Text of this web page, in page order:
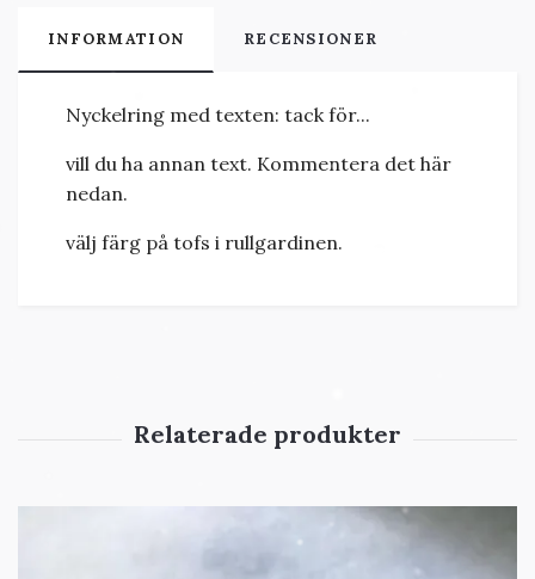
INFORMATION RECENSIONER
Nyckelring med texten: tack för...
vill du ha annan text. Kommentera det här
nedan.
välj färg på tofs i rullgardinen.